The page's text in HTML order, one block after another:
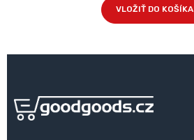
VLOŽIŤ DO KOŠÍKA